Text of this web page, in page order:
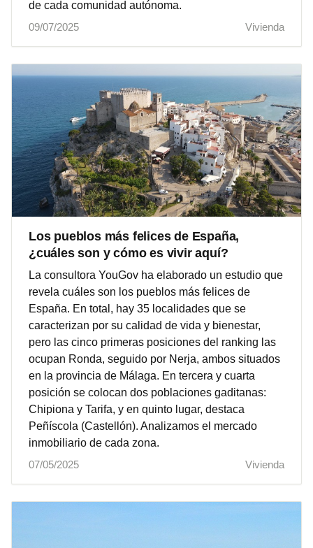
de cada comunidad autónoma.
09/07/2025
Vivienda
Los pueblos más felices de España,
¿cuáles son y cómo es vivir aquí?
La consultora YouGov ha elaborado un estudio que
revela cuáles son los pueblos más felices de
España. En total, hay 35 localidades que se
caracterizan por su calidad de vida y bienestar,
pero las cinco primeras posiciones del ranking las
ocupan Ronda, seguido por Nerja, ambos situados
en la provincia de Málaga. En tercera y cuarta
posición se colocan dos poblaciones gaditanas:
Chipiona y Tarifa, y en quinto lugar, destaca
Peñíscola (Castellón). Analizamos el mercado
inmobiliario de cada zona.
07/05/2025
Vivienda